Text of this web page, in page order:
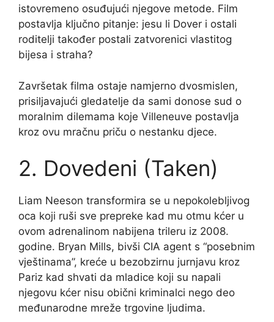
istovremeno osuđujući njegove metode. Film
postavlja ključno pitanje: jesu li Dover i ostali
roditelji također postali zatvorenici vlastitog
bijesa i straha?
Završetak filma ostaje namjerno dvosmislen,
prisiljavajući gledatelje da sami donose sud o
moralnim dilemama koje Villeneuve postavlja
kroz ovu mračnu priču o nestanku djece.
2. Dovedeni (Taken)
Liam Neeson transformira se u nepokolebljivog
oca koji ruši sve prepreke kad mu otmu kćer u
ovom adrenalinom nabijena trileru iz 2008.
godine. Bryan Mills, bivši CIA agent s “posebnim
vještinama”, kreće u bezobzirnu jurnjavu kroz
Pariz kad shvati da mladice koji su napali
njegovu kćer nisu obični kriminalci nego deo
međunarodne mreže trgovine ljudima.